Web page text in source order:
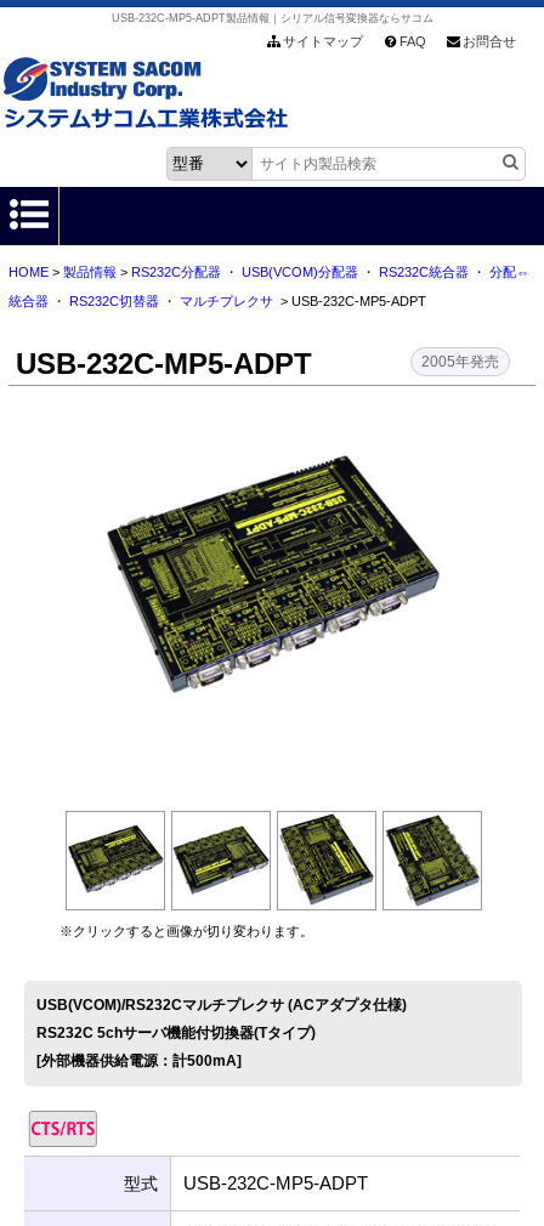
USB-232C-MP5-ADPT製品情報｜シリアル信号変換器ならサコム
サイトマップ FAQ お問合せ
HOME
各種ダウンロード
会社情報
お問い合わせ
HOME> 製品情報 > RS232C分配器・ USB(VCOM)分配器・ RS232C統合器・ 分配⇔
統合器・ RS232C切替器・ マルチプレクサ> USB-232C-MP5-ADPT
USB-232C-MP5-ADPT 2005年発売
※クリックすると画像が切り変わります。
USB(VCOM)/RS232Cマルチプレクサ (ACアダプタ仕様)
RS232C 5chサーバ機能付切換器(Tタイプ)
[外部機器供給電源：計500mA]
型式 USB-232C-MP5-ADPT